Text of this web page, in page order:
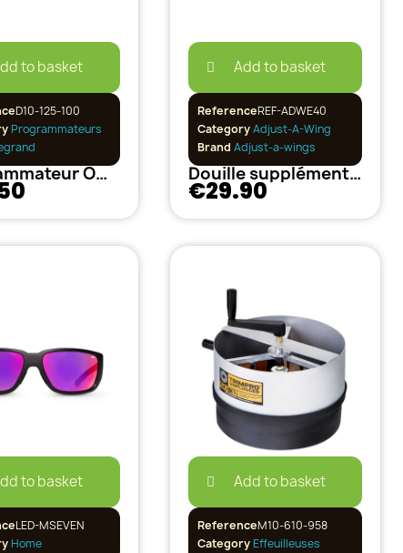
to basket
D10-125-100
Programmateurs
Programmateur OMNIREX - JOUR.16A LE GRAND
Add to basket
ReferenceREF-ADWE40
CategoryAdjust-A-Wing
Brand Adjust-a-wings
Douille supplémentaire Adjust-A-Wings
€29.90
to basket
LED-MSEVEN
Home
Add to basket
ReferenceM10-610-958
CategoryEffeuilleuses